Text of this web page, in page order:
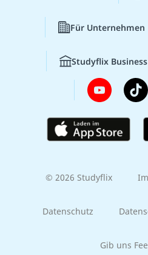
Für Unternehmen
Studyflix Business
© 2026 Studyflix
Datenschutz
Gib uns